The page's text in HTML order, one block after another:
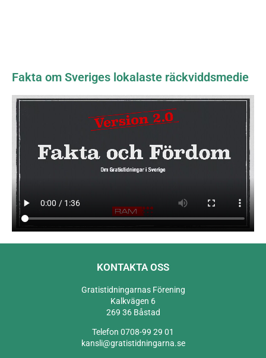
Fakta om Sveriges lokalaste räckviddsmedie
KONTAKTA OSS
Gratistidningarnas Förening
Kalkvägen 6
269 36 Båstad
Telefon 0708-99 29 01
kansli@gratistidningarna.se